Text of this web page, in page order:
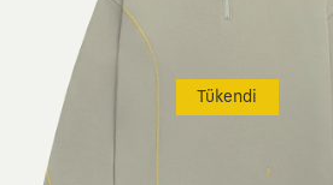
Tükendi